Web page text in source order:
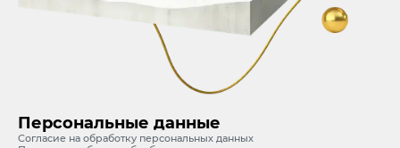
Персональные данные
Согласие на обработку персональных данных